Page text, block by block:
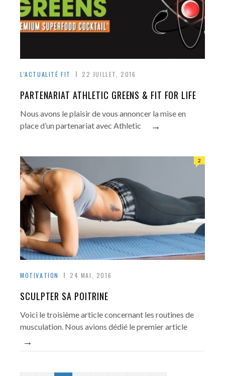
L'ACTUALITÉ FIT 22 JUILLET, 2016
PARTENARIAT ATHLETIC GREENS & FIT FOR LIFE
Nous avons le plaisir de vous annoncer la mise en
place d’un partenariat avec Athletic
→
MOTIVATION 24 MAI, 2016
2
SCULPTER SA POITRINE
Voici le troisième article concernant les routines de
musculation. Nous avions dédié le premier article
→